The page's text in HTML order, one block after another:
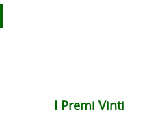
I Premi Vinti